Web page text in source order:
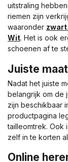
uitstraling
riemen zijn
waaronder zwart
Wit. Het is ook
schoenen af te
Juiste
Nadat het juiste
belangrijk om de
zijn beschikbaar
productpagina
tailleomtrek. Ook
zelf in te korten
Online